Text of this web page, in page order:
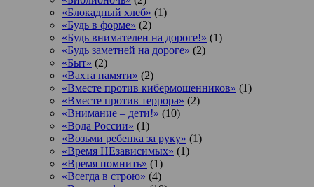
«Блокадный хлеб» (1)
«Будь в форме» (2)
«Будь внимателен на дороге!» (1)
«Будь заметней на дороге» (2)
«Быт» (2)
«Вахта памяти» (2)
«Вместе против кибермошенников» (1)
«Вместе против террора» (2)
«Внимание – дети!» (10)
«Вода России» (1)
«Возьми ребенка за руку» (1)
«Время НЕзависимых» (1)
«Время помнить» (1)
«Всегда в строю» (4)